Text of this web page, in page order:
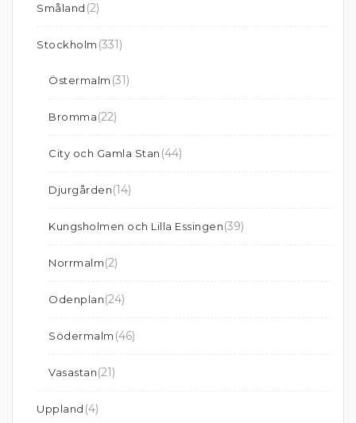
Småland (2)
Stockholm (331)
Östermalm (31)
Bromma(22)
City och Gamla Stan (44)
Djurgården(14)
Kungsholmen och Lilla Essingen(39)
Norrmalm(2)
Odenplan(24)
Södermalm (46)
Vasastan(21)
Uppland (4)